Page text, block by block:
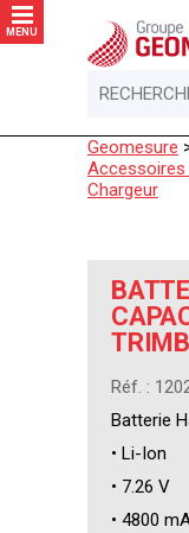
MENU
Geomesure
Chargeur
Réf. :
Batterie
• Li-Ion
• 7.26 V
• 4800
Panneau de gestion des